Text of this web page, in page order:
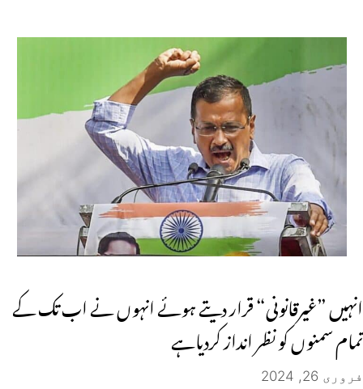
انہیں ”غیرقانونی“ قرار دیتے ہوئے انہوں نے اب تک کے
تمام سمنوں کو نظر انداز کردیاہے
فروری 26, 2024